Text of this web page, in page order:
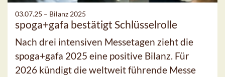
03.07.25 – Bilanz 2025
spoga+gafa bestätigt Schlüsselrolle
Nach drei intensiven Messetagen zieht die
spoga+gafa 2025 eine positive Bilanz. Für
2026 kündigt die weltweit führende Messe